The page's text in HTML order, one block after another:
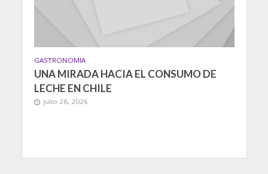
GASTRONOMIA
UNA MIRADA HACIA EL CONSUMO DE
LECHE EN CHILE
julio 28, 2026